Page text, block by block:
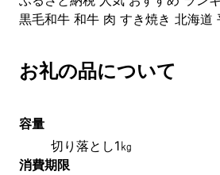
黒毛和牛 和牛 肉 すき焼き 北海道
お礼の品について
容量
切り落とし1㎏
消費期限